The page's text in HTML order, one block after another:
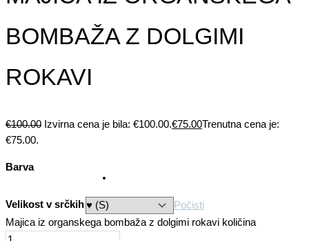
BOMBAŽA Z DOLGIMI
ROKAVI
€100.00 Izvirna cena je bila: €100.00.€75.00Trenutna cena je:
€75.00.
Barva
Velikost v srčkih
Počisti
Majica iz organskega bombaža z dolgimi rokavi količina